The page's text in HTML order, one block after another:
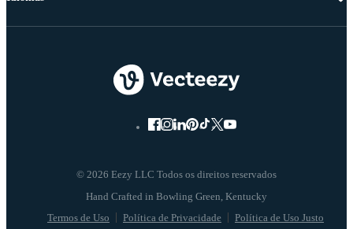
© 2026 Eezy LLC Todos os direitos reservados
Termos de Uso Política de Privacidade Política de Uso Justo